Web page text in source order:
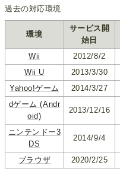
過去の対応環境
環境
サービス開
始日
Wii 2012/8/2
Wii U 2013/3/30
Yahoo!ゲーム
2014/3/27
dゲーム (Andr
oid)
2013/12/16
ニンテンドー3
DS
2014/9/4
ブラウザ 2020/2/25